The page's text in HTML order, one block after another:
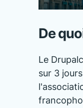
De
Le
sur 3